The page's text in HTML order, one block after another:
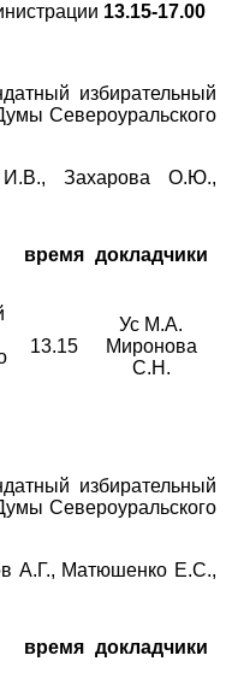
13.15-17.00
избирательный
Североуральского
И.В., Захарова О.Ю.,
время докладчики
13.15
Ус М.А.
Миронова
С.Н.
избирательный
Североуральского
А.Г., Матюшенко Е.С.,
время докладчики